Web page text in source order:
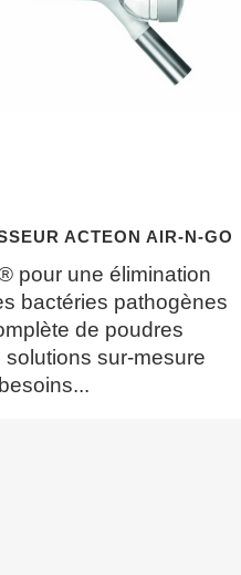
ACTEON AIR-N-GO
pour une élimination
bactéries pathogènes
de poudres
solutions sur-mesure